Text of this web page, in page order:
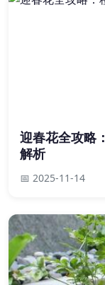
迎春花全攻略
解析
📅 2025-11-14